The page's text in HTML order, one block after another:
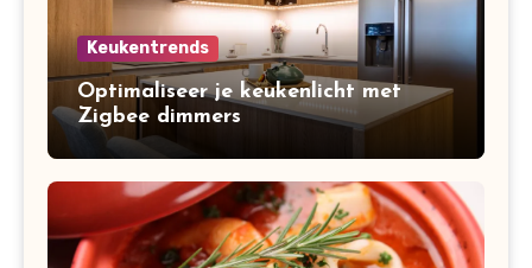
Keukentrends
Optimaliseer je keukenlicht met
Zigbee dimmers